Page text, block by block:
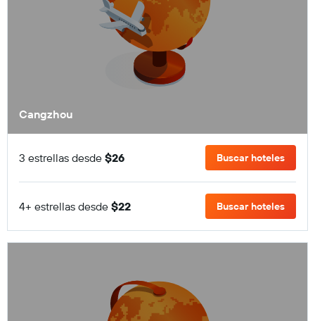
Cangzhou
3 estrellas desde $26 Buscar hoteles
4+ estrellas desde $22 Buscar hoteles